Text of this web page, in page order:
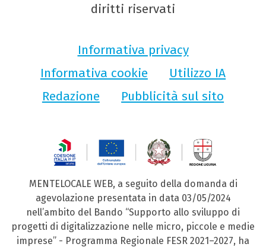
diritti riservati
Informativa privacy
Informativa cookie
Utilizzo IA
Redazione
Pubblicità sul sito
MENTELOCALE WEB, a seguito della domanda di
agevolazione presentata in data 03/05/2024
nell’ambito del Bando “Supporto allo sviluppo di
progetti di digitalizzazione nelle micro, piccole e medie
imprese” - Programma Regionale FESR 2021–2027, ha